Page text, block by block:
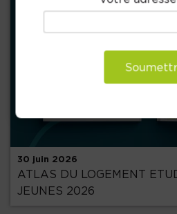
Précédent
30 juin 2026
ATLAS DU LOGEMENT
JEUNES 2026